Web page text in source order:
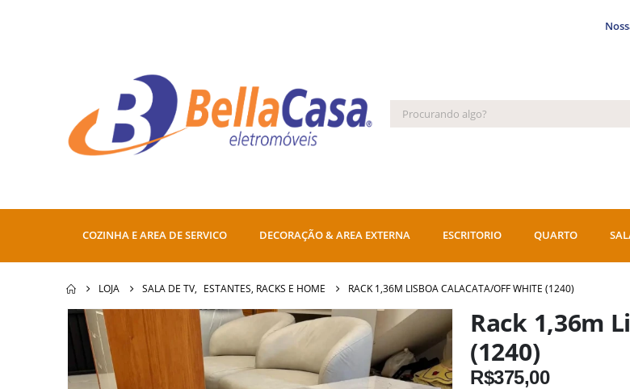
COZINHA E AREA DE SERVICO DECORAÇÃO & AREA EXTERNA ESCRITORIO QUARTO
LOJA SALA DE TV, ESTANTES, RACKS E HOME RACK 1,36M LISBOA CALACATA/OFF WHITE (1240)
Rack 1,36m
(1240)
R$375,00